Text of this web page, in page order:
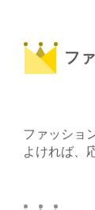
フ
ファッショ
よければ、